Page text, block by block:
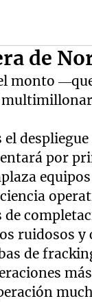
de
monto
por
de
ruidosos
de